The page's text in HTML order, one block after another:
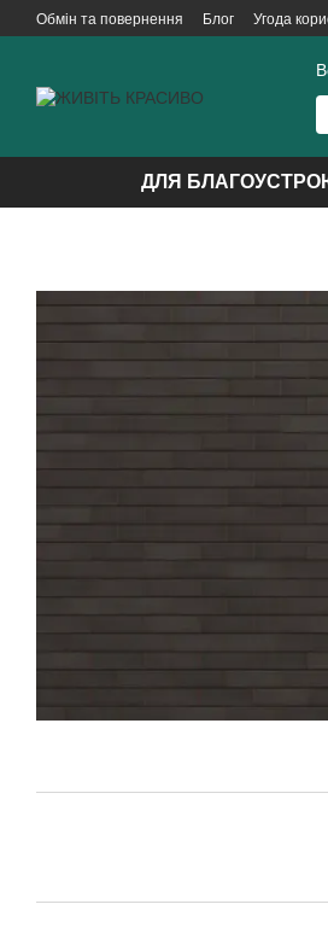
Перейти до основного контенту
Обмін та повернення Блог Угода
ДЛЯ